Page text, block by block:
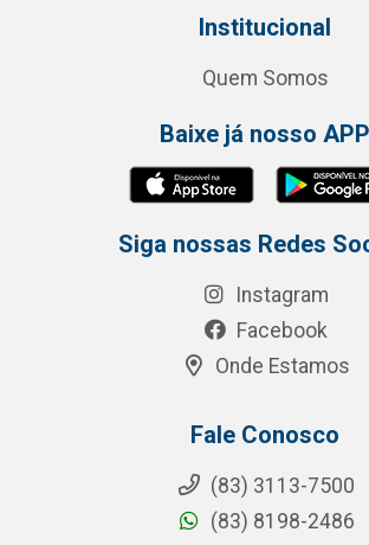
Institucional
Quem Somos
Baixe já nosso APP
Siga nossas Redes
Instagram
Facebook
Onde Estamos
Fale Conosco
(83) 3113-7500
(83) 8198-2486